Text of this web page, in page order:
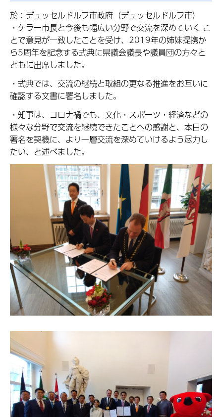
於：デュッセルドルフ市政府（デュッセルドルフ市）
・ケラー市長と今後も幅広い分野で交流を深めていく こ
とで意見が一致したことを受け、2019年の姉妹提携か
ら5周年を記念する式典に県議会議長や議員団の方々と
ともに出席しました。
・式典では、交流の継続と取組の更なる推進をお互いに
確認する文書に署名しました。
・知事は、コロナ禍でも、文化・スポーツ・経済などの
様々な分野で交流を継続できたことへの感謝と、本日の
署名を契機に、より一層交流を深めていけるよう尽力し
たい、と述べました。